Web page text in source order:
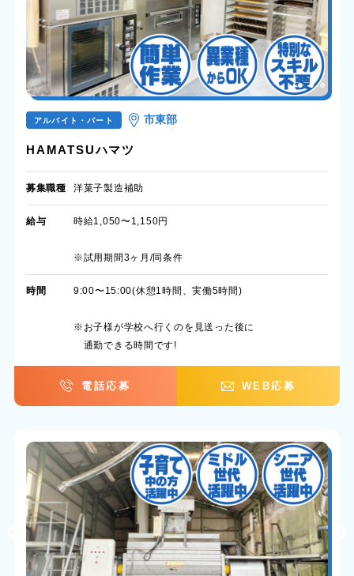
アルバイト・パート 市東部
HAMATSUハマツ
募集職種 洋菓子製造補助
給与 時給1,050〜1,150円
※試用期間3ヶ月/同条件
時間 9:00〜15:00(休憩1時間、実働5時間)
※お子様が学校へ行くのを見送った後に
通勤できる時間です!
電話応募 WEB応募